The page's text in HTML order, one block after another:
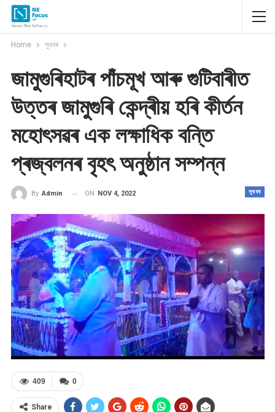
Home সুখবৰ
জামুগুৰিহাটৰ পাঁচমূখ আৰু গুটিবাৰীত
উত্তৰ জামুগুৰি কেন্দ্ৰীয় হৰি কীৰ্তন
মহোৎসৱৰ এক লক্ষাধিক বন্তি
প্ৰজ্বলনৰ বৃহৎ অনুষ্ঠান সম্পন্ন
সুখবৰ
By Admin ON NOV 4, 2022
0
409
Share